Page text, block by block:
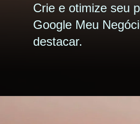
Crie e otimize seu
Google Meu
destacar.